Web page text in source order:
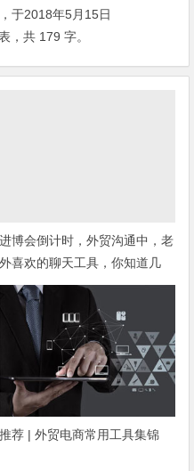
于2018年5月15日
，共 179 字。
进博会倒计时，外贸沟通中，老
外喜欢的聊天工具，你知道几
种？
推荐 | 外贸电商常用工具集锦